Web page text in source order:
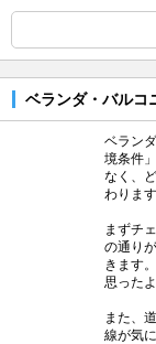
ベランダ・バルコ
ベラン
境条件
なく、
わります
まずチ
の通り
きます
思った
また、
線が気